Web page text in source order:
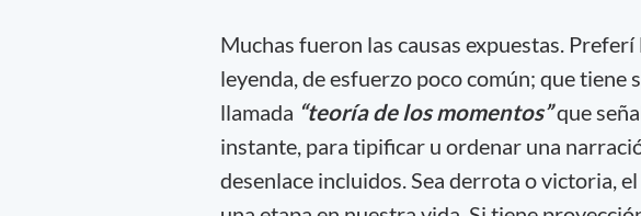
Muchas fueron las causas expuestas.
leyenda, de esfuerzo poco común; que tiene
llamada “teoría de los momentos”que
instante, para tipificar u ordenar una
desenlace incluidos. Sea derrota o victoria,